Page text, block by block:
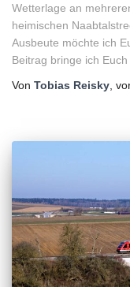
Wetterlage an
heimischen
Ausbeute möchte ich
Beitrag bringe ich
Von Tobias Reisky ,